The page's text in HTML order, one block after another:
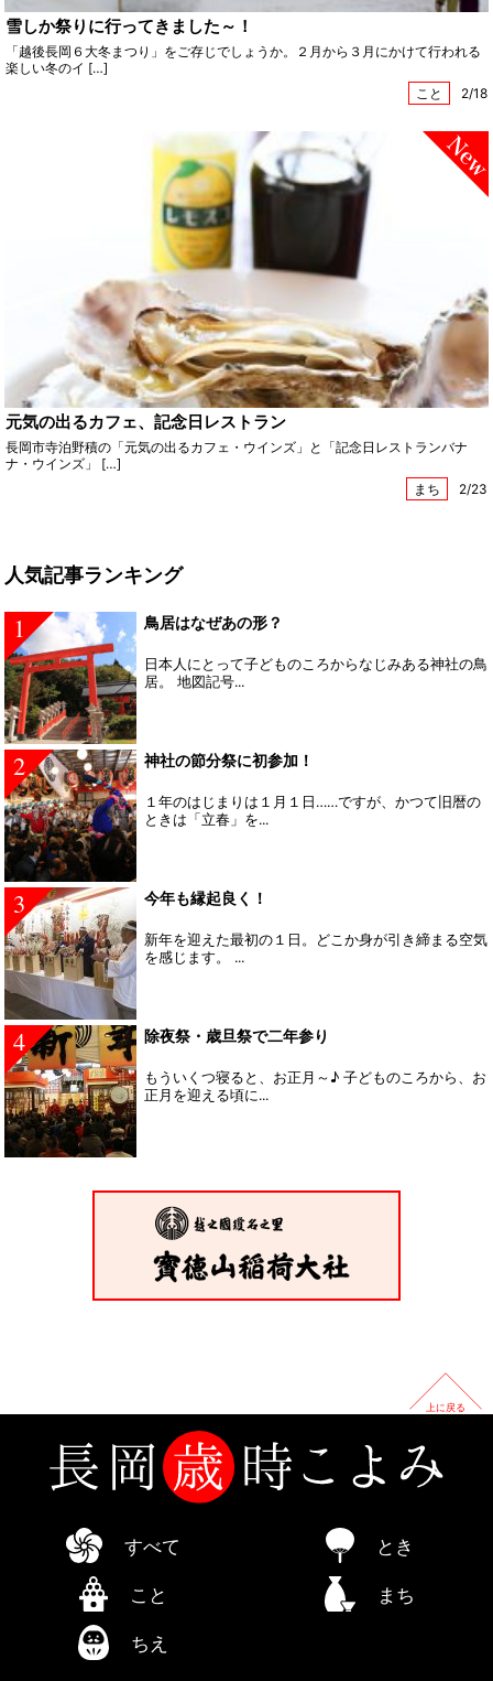
雪しか祭りに行ってきました～！
「越後長岡６大冬まつり」をご存じでしょうか。２月から３月にかけて行われる
楽しい冬のイ […]
こと
2/18
元気の出るカフェ、記念日レストラン
長岡市寺泊野積の「元気の出るカフェ・ウインズ」と「記念日レストランバナ
ナ・ウインズ」 […]
まち
2/23
人気記事ランキング
鳥居はなぜあの形？
1
日本人にとって子どものころからなじみある神社の鳥
居。 地図記号...
神社の節分祭に初参加！
2
１年のはじまりは１月１日……ですが、かつて旧暦の
ときは「立春」を...
今年も縁起良く！
3
新年を迎えた最初の１日。どこか身が引き締まる空気
を感じます。 ...
除夜祭・歳旦祭で二年参り
4
もういくつ寝ると、お正月～♪ 子どものころから、お
正月を迎える頃に...
すべて
とき
こと
まち
ちえ
上に戻る